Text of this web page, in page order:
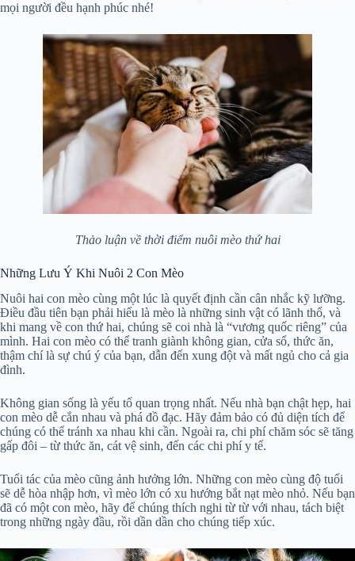
mọi người đều hạnh phúc nhé!
Thảo luận về thời điểm nuôi mèo thứ hai
Những Lưu Ý Khi Nuôi 2 Con Mèo
Nuôi hai con mèo cùng một lúc là quyết định cần cân nhắc kỹ lưỡng.
Điều đầu tiên bạn phải hiểu là mèo là những sinh vật có lãnh thổ, và
khi mang về con thứ hai, chúng sẽ coi nhà là “vương quốc riêng” của
mình. Hai con mèo có thể tranh giành không gian, cửa sổ, thức ăn,
thậm chí là sự chú ý của bạn, dẫn đến xung đột và mất ngủ cho cả gia
đình.
Không gian sống là yếu tố quan trọng nhất. Nếu nhà bạn chật hẹp, hai
con mèo dễ cắn nhau và phá đồ đạc. Hãy đảm bảo có đủ diện tích để
chúng có thể tránh xa nhau khi cần. Ngoài ra, chi phí chăm sóc sẽ tăng
gấp đôi – từ thức ăn, cát vệ sinh, đến các chi phí y tế.
Tuổi tác của mèo cũng ảnh hưởng lớn. Những con mèo cùng độ tuổi
sẽ dễ hòa nhập hơn, vì mèo lớn có xu hướng bắt nạt mèo nhỏ. Nếu bạn
đã có một con mèo, hãy để chúng thích nghi từ từ với nhau, tách biệt
trong những ngày đầu, rồi dần dần cho chúng tiếp xúc.